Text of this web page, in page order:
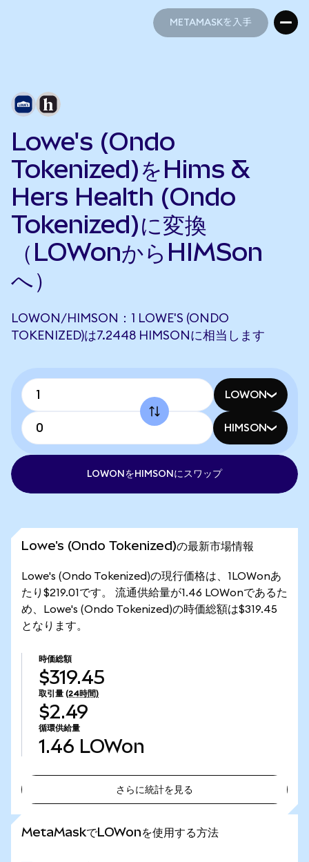
METAMASKを入手
Lowe's (Ondo
Tokenized)をHims &
Hers Health (Ondo
Tokenized)に変換
（LOWonからHIMSon
へ）
LOWON/HIMSON：1 LOWE'S (ONDO
TOKENIZED)は7.2448 HIMSONに相当します
LOWON
HIMSON
LOWONをHIMSONにスワップ
Lowe's (Ondo Tokenized)の最新市場情報
Lowe's (Ondo Tokenized)の現行価格は、1LOWonあ
たり$219.01です。 流通供給量が1.46 LOWonであるた
め、Lowe's (Ondo Tokenized)の時価総額は$319.45
となります。
時価総額
$319.45
取引量 (24時間)
$2.49
循環供給量
1.46 LOWon
さらに統計を見る
MetaMaskでLOWonを使用する方法